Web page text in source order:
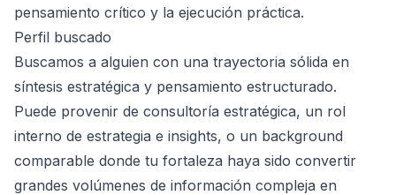
pensamiento crítico y la ejecución práctica.
Perfil buscado
Buscamos a alguien con una trayectoria sólida en
síntesis estratégica y pensamiento estructurado.
Puede provenir de consultoría estratégica, un rol
interno de estrategia e insights, o un background
comparable donde tu fortaleza haya sido convertir
grandes volúmenes de información compleja en